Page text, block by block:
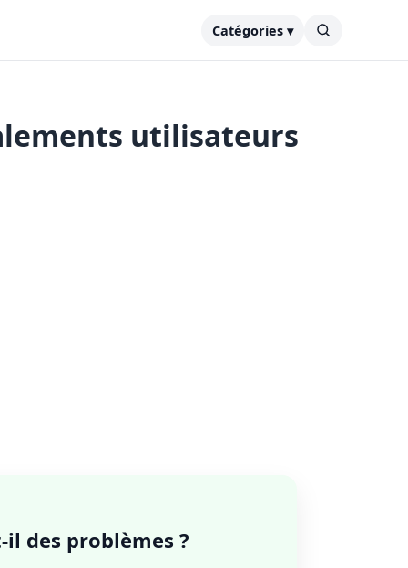
Catégories ▾
utilisateurs
des problèmes ?